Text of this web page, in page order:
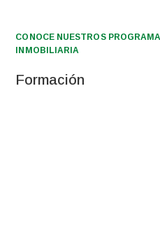
CONOCE NUESTROS
INMOBILIARIA
Formación